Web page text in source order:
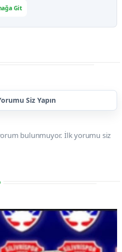
Git
Siz Yapın
bulunmuyor. İlk yorumu siz